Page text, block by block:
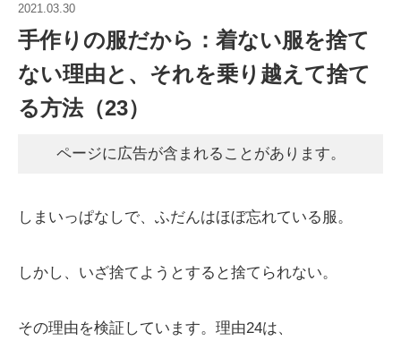
2021.03.30
手作りの服だから：着ない服を捨て
ない理由と、それを乗り越えて捨て
る方法（23）
ページに広告が含まれることがあります。
しまいっぱなしで、ふだんはほぼ忘れている服。
しかし、いざ捨てようとすると捨てられない。
その理由を検証しています。理由24は、